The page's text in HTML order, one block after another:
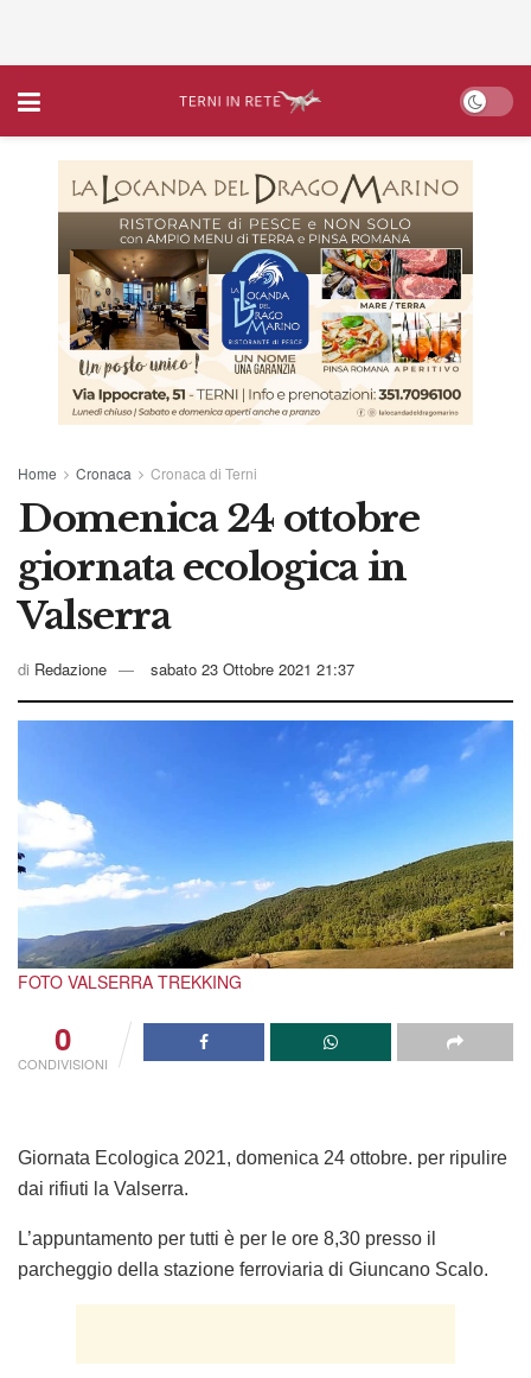
Home Cronaca Cronaca di Terni
Domenica 24 ottobre
giornata ecologica in
Valserra
di Redazione sabato 23 Ottobre 2021 21:37
FOTO VALSERRA TREKKING
0
CONDIVISIONI
Giornata Ecologica 2021, domenica 24 ottobre. per ripulire
dai rifiuti la Valserra.
L’appuntamento per tutti è per le ore 8,30 presso il
parcheggio della stazione ferroviaria di Giuncano Scalo.